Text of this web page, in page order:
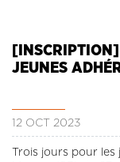
JEUNES
12 OCT 2023
Trois jours pour